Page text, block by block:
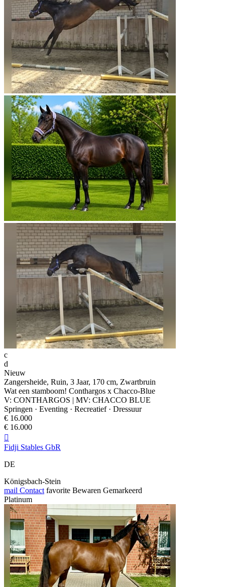
c
d
Nieuw
Zangersheide, Ruin, 3 Jaar, 170 cm, Zwartbruin
Wat een stamboom! Conthargos x Chacco-Blue
V: CONTHARGOS | MV: CHACCO BLUE
Springen · Eventing · Recreatief · Dressuur
€ 16.000
€ 16.000

Fidji Stables GbR
DE
Königsbach-Stein
mail Contact favorite Bewaren Gemarkeerd
Platinum